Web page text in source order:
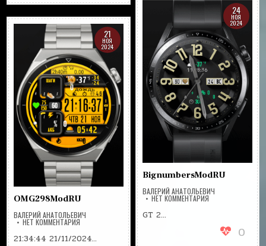
24
НОЯ
2024
BignumbersModRU
ВАЛЕРИЙ АНАТОЛЬЕВИЧ
НЕТ КОММЕНТАРИЯНА
GT 2…
0
21
НОЯ
2024
OMG298ModRU
ВАЛЕРИЙ АНАТОЛЬЕВИЧ
НЕТ КОММЕНТАРИЯНА
21:34:44 21/11/2024…